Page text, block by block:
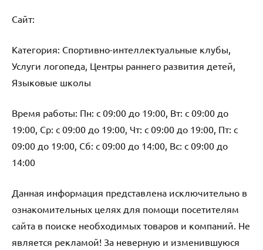
Cайт:
Категория: Спортивно-интеллектуальные клубы,
Услуги логопеда, Центры раннего развития детей,
Языковые школы
Время работы: Пн: с 09:00 до 19:00, Вт: с 09:00 до
19:00, Ср: с 09:00 до 19:00, Чт: с 09:00 до 19:00, Пт: с
09:00 до 19:00, Сб: с 09:00 до 14:00, Вс: с 09:00 до
14:00
Данная информация представлена исключительно в
ознакомительных целях для помощи посетителям
сайта в поиске необходимых товаров и компаний. Не
является рекламой! За неверную и изменившуюся